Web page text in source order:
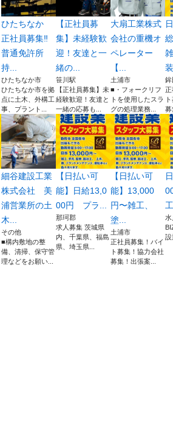
ひたちなか
正社員募集‼️
普通免許所
持...
ひたちなか市
ひたちなか市を拠
点に土木、外構工
事、プラント...
【正社員募
集】未経験歓
迎！友達と一
緒の...
笹川駅
【正社員募集】未
経験歓迎！友達と
一緒の応募も...
大扇工業株式
会社の重機オ
ペレーター
【...
土浦市
■・フォークリフ
トを使用したスラ
グの処理業務...
鉾
正
募
細谷建設工業
株式会社 美
浦営業所の土
木...
その他
■構内敷地の整
備、清掃、保守管
理などをお願い...
【日払い可
能】日給13,0
00円 プラ...
那珂郡
求人募集 茨城県
内、千葉県、福島
県、埼玉県...
【日払い可
能】13,000
円〜雑工、
塗...
土浦市
正社員募集！バイ
ト募集！協力会社
募集！出張案...
水
設